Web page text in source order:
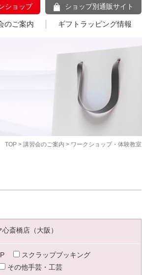
ショップ ショップ別通販サイト
のご案内 ギフトラッピング情報
TOP > 講習会のご案内 > ワークショップ・体験教室
斎橋店（大阪）
スクラップブッキング
その他手芸・工芸